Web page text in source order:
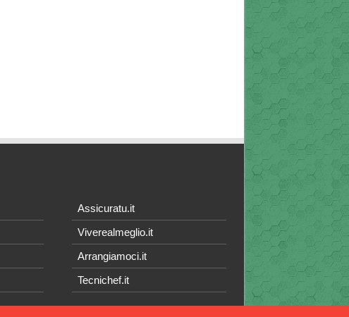
Assicuratu.it
Viverealmeglio.it
Arrangiamoci.it
Tecnichef.it